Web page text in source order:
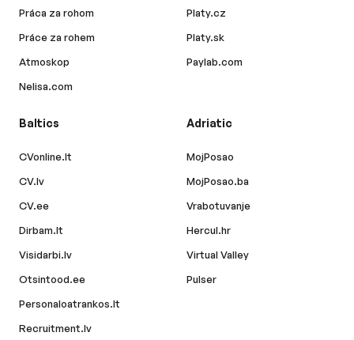
Práca za rohom
Práce za rohem
Atmoskop
Nelisa.com
Platy.cz
Platy.sk
Paylab.com
Baltics
CVonline.lt
CV.lv
CV.ee
Dirbam.lt
Visidarbi.lv
Otsintood.ee
Personaloatrankos.lt
Recruitment.lv
Adriatic
MojPosao
MojPosao.ba
Vrabotuvanje
Hercul.hr
Virtual Valley
Pulser